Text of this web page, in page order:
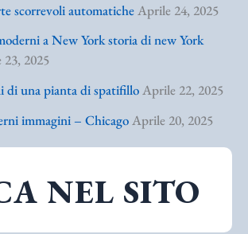
scorrevoli automaticheAprile 24, 2025
a New York storia di new York
2025
di una pianta di spatifilloAprile 22, 2025
immagini – ChicagoAprile 20, 2025
NEL SITO